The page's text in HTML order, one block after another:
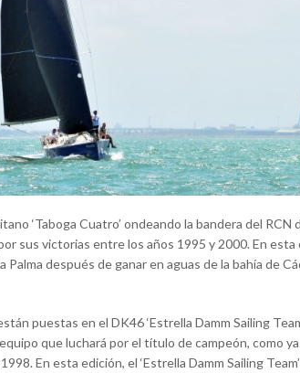
‘Taboga Cuatro’ ondeando la bandera del
sus victorias entre los años 1995 y 2000. En
Palma después de ganar en aguas de la bahía de
puestas en el DK46 ‘Estrella Damm Sailing
que luchará por el título de campeón, como
En esta edición, el ‘Estrella Damm Sailing